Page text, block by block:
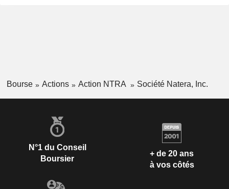
Bourse Actions Action NTRA Société Natera, Inc.
N°1 du Conseil
Boursier
+ de 20 ans
à vos côtés